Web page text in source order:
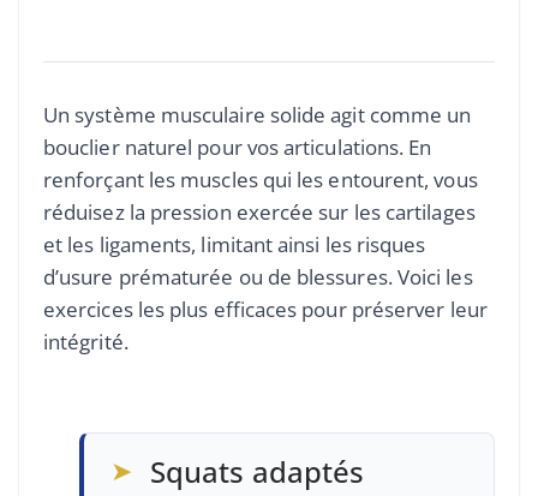
Un système musculaire solide agit comme un
bouclier naturel pour vos articulations. En
renforçant les muscles qui les entourent, vous
réduisez la pression exercée sur les cartilages
et les ligaments, limitant ainsi les risques
d’usure prématurée ou de blessures. Voici les
exercices les plus efficaces pour préserver leur
intégrité.
➤ Squats adaptés